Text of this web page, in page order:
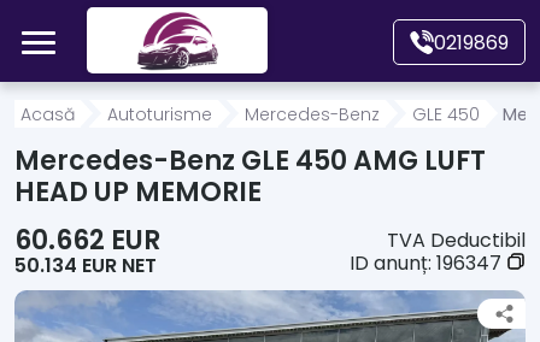
Mergi direct la conținutul principal
0219869
Acasă
Autoturisme
Motociclete
Autoutilitare
Acasă Autoturisme Mercedes-Benz GLE 450
Mercedes-Benz GLE 450 AMG LUFT
HEAD UP MEMORIE
60.662 EUR
50.134 EUR NET
TVA Deductibil
ID anunț: 196347